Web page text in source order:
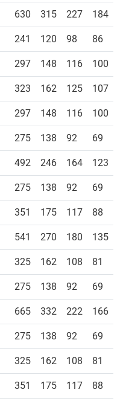
630 315 227 184
241 120 98 86
297 148 116 100
323 162 125 107
297 148 116 100
275 138 92 69
492 246 164 123
275 138 92 69
351 175 117 88
541 270 180 135
325 162 108 81
275 138 92 69
665 332 222 166
275 138 92 69
325 162 108 81
351 175 117 88